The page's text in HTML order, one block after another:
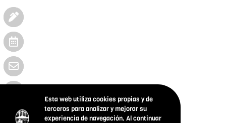
Esta web utiliza cookies propias y de
terceros para analizar y mejorar su
experiencia de navegación. Al continuar